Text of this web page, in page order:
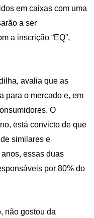
em caixas com uma
a ser
a inscrição “EQ”,
avalia que as
para o mercado e, em
O
está convicto de que
similares e
essas duas
por 80% do
não gostou da